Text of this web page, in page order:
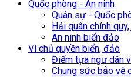
Quốc phòng - An ninh
Quân sự - Quốc
Hải quân chính
An ninh biển đảo
Vì chủ quyền biển, đảo
Điểm tựa ngư dân
Chung sức bảo vệ